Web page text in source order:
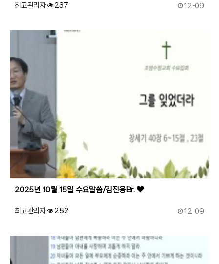
최고관리자 12-09
237
181
2025년 10월 15일 수요말씀/김진웅Br.
작성자
최고관리자 12-09
조회
252
180
작성자
조회